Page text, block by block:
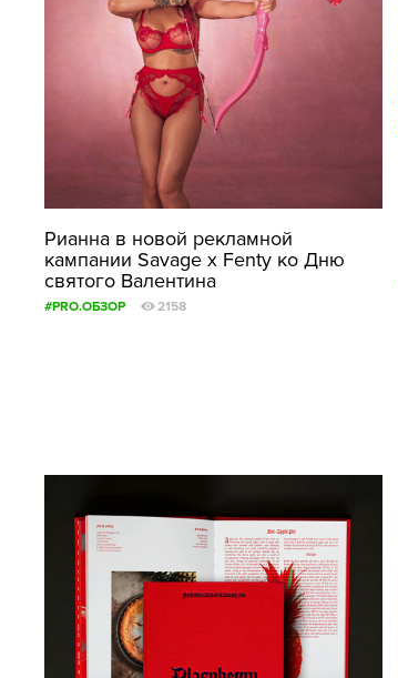
Рианна в новой рекламной
кампании Savage x Fenty ко Дню
святого Валентина
#PRO.ОБЗОР 2158